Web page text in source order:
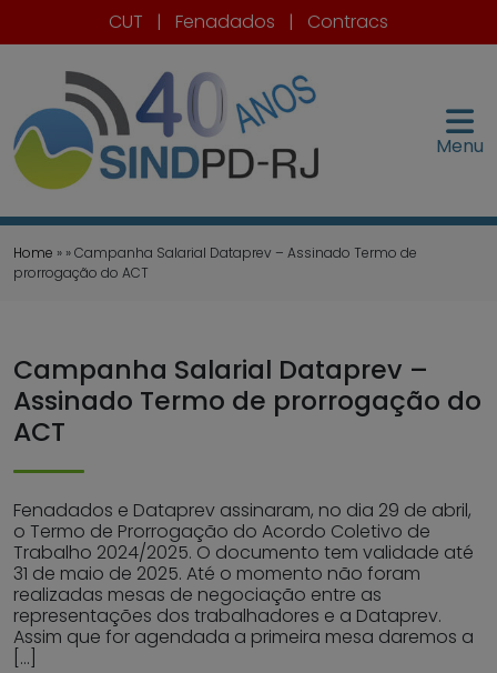
CUT | Fenadados | Contracs
Menu
Home » » Campanha Salarial Dataprev – Assinado Termo de
prorrogação do ACT
Campanha Salarial Dataprev –
Assinado Termo de prorrogação do
ACT
Fenadados e Dataprev assinaram, no dia 29 de abril,
o Termo de Prorrogação do Acordo Coletivo de
Trabalho 2024/2025. O documento tem validade até
31 de maio de 2025. Até o momento não foram
realizadas mesas de negociação entre as
representações dos trabalhadores e a Dataprev.
Assim que for agendada a primeira mesa daremos a
[…]